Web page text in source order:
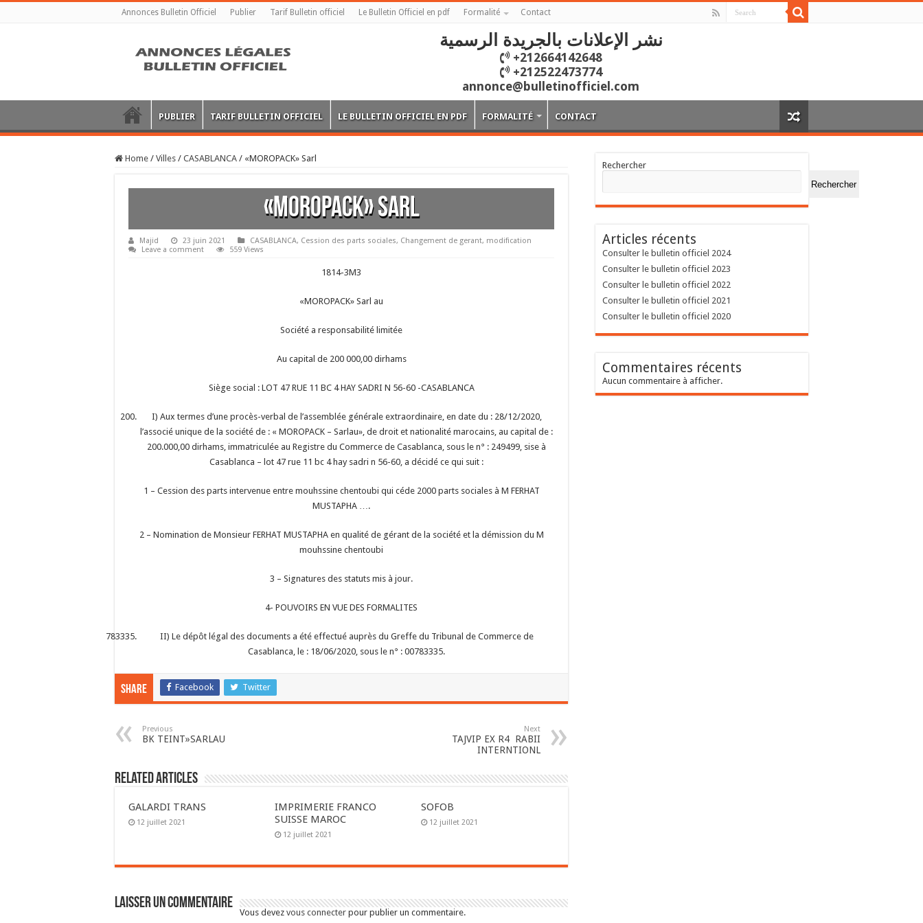
Annonces Bulletin Officiel Publier Tarif Bulletin officiel Le Bulletin Officiel en pdf Formalité Contact
نشر الإعلانات بالجريدة الرسمية
+212664142648
+212522473774
annonce@bulletinofficiel.com
PUBLIER TARIF BULLETIN OFFICIEL LE BULLETIN OFFICIEL EN PDF FORMALITÉ CONTACT
Home / Villes / CASABLANCA / «MOROPACK» Sarl
«MOROPACK» Sarl
Majid 23 juin 2021 CASABLANCA, Cession des parts sociales, Changement de gerant, modification
Leave a comment
559 Views
1814-3M3
«MOROPACK» Sarl au
Société a responsabilité limitée
Au capital de 200 000,00 dirhams
Siège social : LOT 47 RUE 11 BC 4 HAY SADRI N 56-60 -CASABLANCA
I) Aux termes d’une procès-verbal de l’assemblée générale extraordinaire, en date du : 28/12/2020,
l’associé unique de la société de : « MOROPACK – Sarlau», de droit et nationalité marocains, au capital de :
200.000,00 dirhams, immatriculée au Registre du Commerce de Casablanca, sous le n° : 249499, sise à
Casablanca – lot 47 rue 11 bc 4 hay sadri n 56-60, a décidé ce qui suit :
1 – Cession des parts intervenue entre mouhssine chentoubi qui céde 2000 parts sociales à M FERHAT
MUSTAPHA ….
2 – Nomination de Monsieur FERHAT MUSTAPHA en qualité de gérant de la société et la démission du M
mouhssine chentoubi
3 – Signatures des statuts mis à jour.
4- POUVOIRS EN VUE DES FORMALITES
II) Le dépôt légal des documents a été effectué auprès du Greffe du Tribunal de Commerce de
Casablanca, le : 18/06/2020, sous le n° : 00783335.
Share Facebook Twitter
Previous
BK TEINT»SARLAU
Next
TAJVIP EX R4 RABII
INTERNTIONL
Related Articles
GALARDI TRANS
12 juillet 2021
IMPRIMERIE FRANCO
SUISSE MAROC
12 juillet 2021
SOFOB
12 juillet 2021
Laisser un commentaire
Vous devez vous connecter pour publier un commentaire.
Rechercher
Rechercher
Articles récents
Consulter le bulletin officiel 2024
Consulter le bulletin officiel 2023
Consulter le bulletin officiel 2022
Consulter le bulletin officiel 2021
Consulter le bulletin officiel 2020
Commentaires récents
Aucun commentaire à afficher.